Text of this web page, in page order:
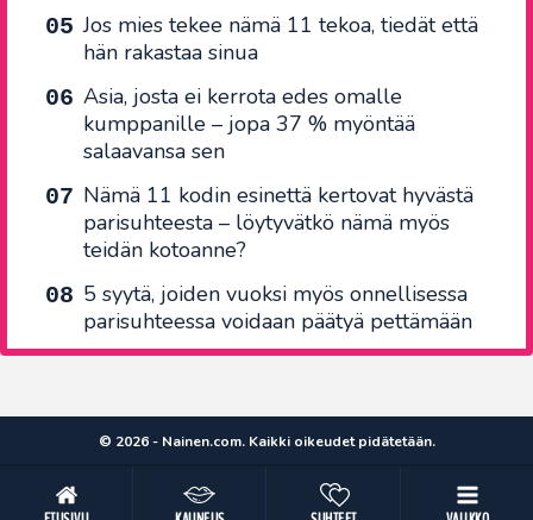
Jos mies tekee nämä 11 tekoa, tiedät että
hän rakastaa sinua
Asia, josta ei kerrota edes omalle
kumppanille – jopa 37 % myöntää
salaavansa sen
Nämä 11 kodin esinettä kertovat hyvästä
parisuhteesta – löytyvätkö nämä myös
teidän kotoanne?
5 syytä, joiden vuoksi myös onnellisessa
parisuhteessa voidaan päätyä pettämään
© 2026 - Nainen.com. Kaikki oikeudet pidätetään.